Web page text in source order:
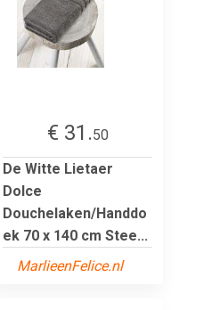
€ 31.50
De Witte Lietaer
Dolce
Douchelaken/Handdo
ek 70 x 140 cm Stee...
MarlieenFelice.nl